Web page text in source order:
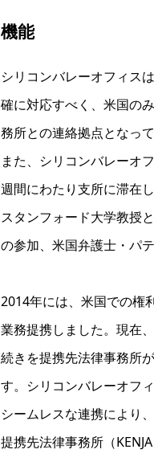
機能
シリコンバレーオフィス
確に対応すべく、米国の
務所との連絡拠点となっ
また、シリコンバレーオ
週間にわたり支所に滞在
スタンフォード大学教授
の参加、米国弁護士・パ
2014年には、米国での権
業務提携しました。現在
続きを提携先法律事務所
す。シリコンバレーオフ
シームレスな連携により
提携先法律事務所（